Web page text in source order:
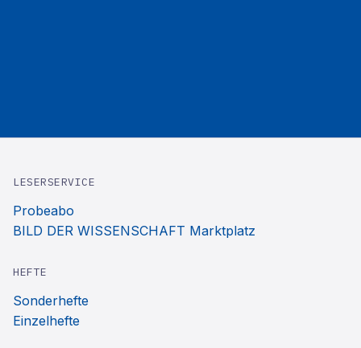
LESERSERVICE
Probeabo
BILD DER WISSENSCHAFT Marktplatz
HEFTE
Sonderhefte
Einzelhefte